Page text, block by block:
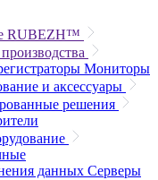
RUBEZH™
Мониторы
и аксессуары
решения
данных Серверы